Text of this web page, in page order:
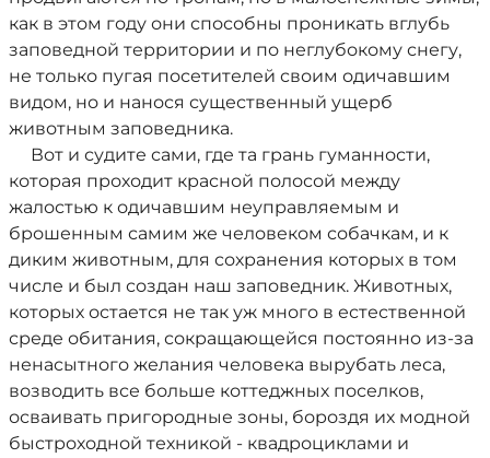
как в этом году они способны проникать вглубь
заповедной территории и по неглубокому снегу,
не только пугая посетителей своим одичавшим
видом, но и нанося существенный ущерб
животным заповедника.
Вот и судите сами, где та грань гуманности,
которая проходит красной полосой между
жалостью к одичавшим неуправляемым и
брошенным самим же человеком собачкам, и к
диким животным, для сохранения которых в том
числе и был создан наш заповедник. Животных,
которых остается не так уж много в естественной
среде обитания, сокращающейся постоянно из-за
ненасытного желания человека вырубать леса,
возводить все больше коттеджных поселков,
осваивать пригородные зоны, бороздя их модной
быстроходной техникой - квадроциклами и